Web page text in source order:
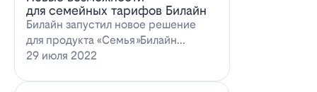
для семейных тарифов Билайн
Билайн запустил новое решение
для продукта «Семья»Билайн
объявил о запуске новых возможн…
29 июля 2022